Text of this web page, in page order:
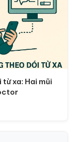
xa: Hai mũi